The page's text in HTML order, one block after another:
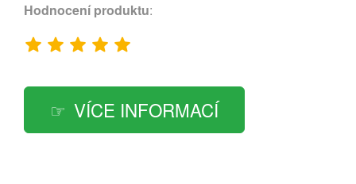
Hodnocení produktu:
VÍCE INFORMACÍ